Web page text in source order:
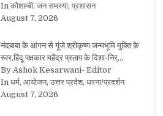
In कौशाम्बी, जन समस्या, प्रशासन
August 7, 2026
नंदबाबा के आंगन से गूंजे श्रीकृष्ण जन्मभूमि मुक्ति के
स्वर,हिंदू पक्षकार महेंद्र प्रताप के दिशा-निर्…
By Ashok Kesarwani- Editor
In धर्म, आयोजन, उत्तर प्रदेश, धरना/प्रदर्शन
August 7, 2026